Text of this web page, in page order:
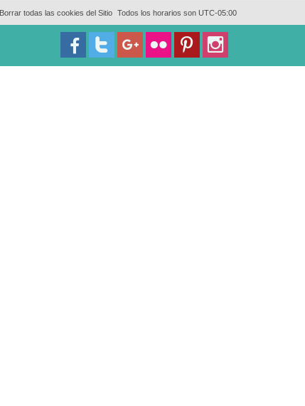
Todos los horarios son UTC-05:00
Borrar todas las cookies del Sitio